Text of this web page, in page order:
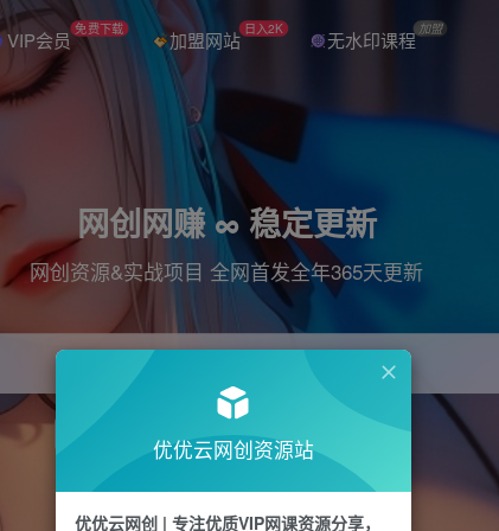
VIP会员 免费下载 加盟网站 日入2K 无水印课程 加盟
网创网赚 ∞ 稳定更新
网创资源&实战项目 全网首发全年365天更新
引流 直播 电商 剪辑
优优云网创资源站
优优云网创 | 专注优质VIP网课资源分享，